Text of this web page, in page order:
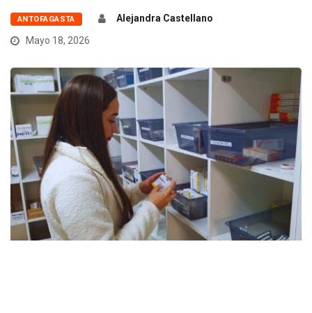
ANTOFAGASTA
Alejandra Castellano
Mayo 18, 2026